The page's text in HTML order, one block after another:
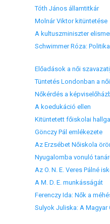
Tóth János államtitkár
Molnár Viktor kitüntetése
A kultuszminiszter
Előadások a női
Tüntetés Londonban a
Nőkérdés a
A koedukáció ellen
Kitüntetett főiskolai
Gönczy Pál emlékezete
Az Erzsébet Nőiskola
Nyugalomba vonuló
Az O. N. E. Veres Pálné
A M. D. E. munkásságát
Ferenczy Ida: Nők a